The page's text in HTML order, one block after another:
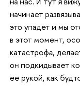
начинает
это упадет и мы
в этот момент,
катастрофа,
он подкидывает
ее рукой, как